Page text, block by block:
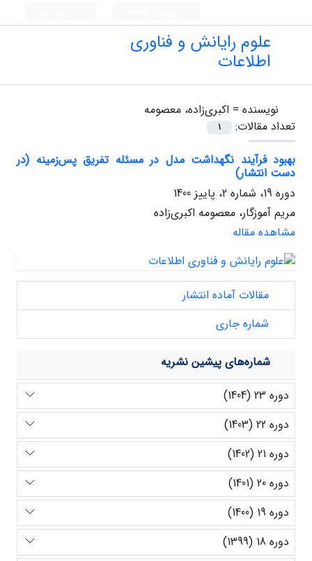
علوم رایانش و فناوری
اطلاعات
نویسنده = اکبری‌زاده، معصومه
تعداد مقالات:
1
بهبود فرآیند نگهداشت مدل در مسئله تفریق پس‌زمینه (در
دست انتشار)
دوره 19، شماره 2، پاییز 1400
مریم آموزگار، معصومه اکبری‌زاده
مشاهده مقاله
مقالات آماده انتشار
شماره جاری
شماره‌های پیشین نشریه
دوره 23 (1404)
دوره 22 (1403)
دوره 21 (1402)
دوره 20 (1401)
دوره 19 (1400)
دوره 18 (1399)